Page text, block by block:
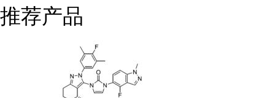
推荐产品